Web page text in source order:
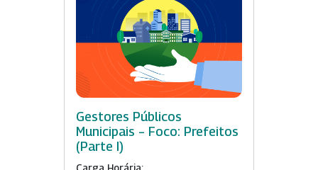
Gestores Públicos
Municipais – Foco: Prefeitos
(Parte I)